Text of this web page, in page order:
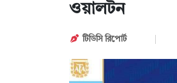
ওয়ালটন
টিডিসি রিপোর্ট